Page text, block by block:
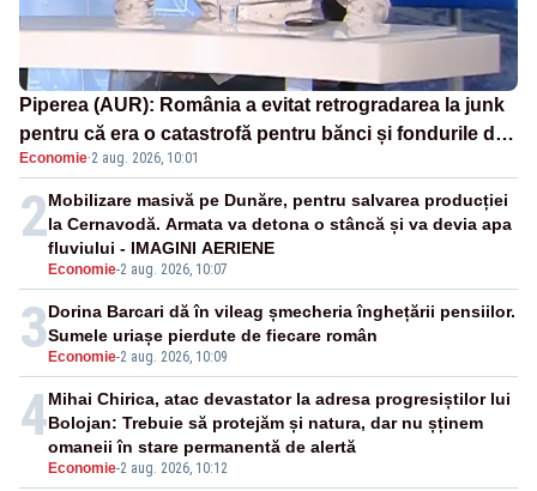
Piperea (AUR): România a evitat retrogradarea la junk
pentru că era o catastrofă pentru bănci și fondurile de
pensii
Economie·2 aug. 2026, 10:01
2
Economie-2 aug. 2026, 10:07
Mobilizare masivă pe Dunăre, pentru salvarea producției
la Cernavodă. Armata va detona o stâncă și va devia apa
fluviului - IMAGINI AERIENE
3 Economie-2 aug. 2026, 10:09
Dorina Barcari dă în vileag șmecheria înghețării pensiilor.
Sumele uriașe pierdute de fiecare român
4
Economie-2 aug. 2026, 10:12
Mihai Chirica, atac devastator la adresa progresiștilor lui
Bolojan: Trebuie să protejăm și natura, dar nu șținem
omaneii în stare permanentă de alertă